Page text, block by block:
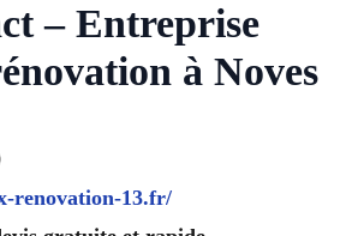
– Entreprise
à Noves
renovation-13.fr/